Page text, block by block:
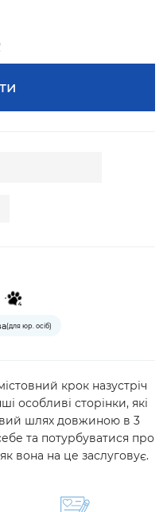
(для юр. осіб)
крок назустріч
особливі сторінки, які
шлях довжиною в 3
та потурбуватися про
вона на це заслуговує.